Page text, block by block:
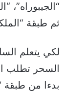
“الجيبوراه”،
ثم طبقة
لكي يتعلم
السحر تطلب
بدءا من طبقة